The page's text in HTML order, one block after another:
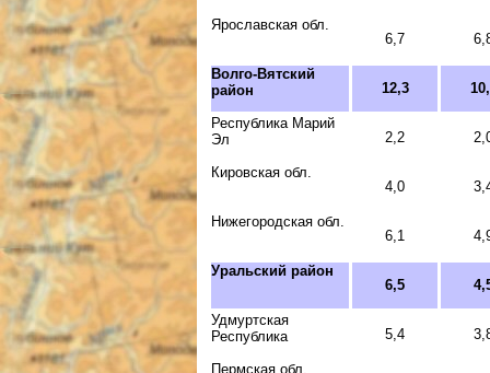
Ярославская обл.
6,7
Волго-Вятский
район
12,3
Республика Марий
Эл
2,2
Кировская обл.
4,0
Нижегородская обл.
6,1
Уральский район
6,5
Удмуртская
Республика
5,4
Пермская обл.